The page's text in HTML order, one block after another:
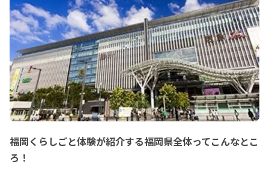
福岡くらしごと体験が紹介する福岡県全体ってこんなとこ
ろ！